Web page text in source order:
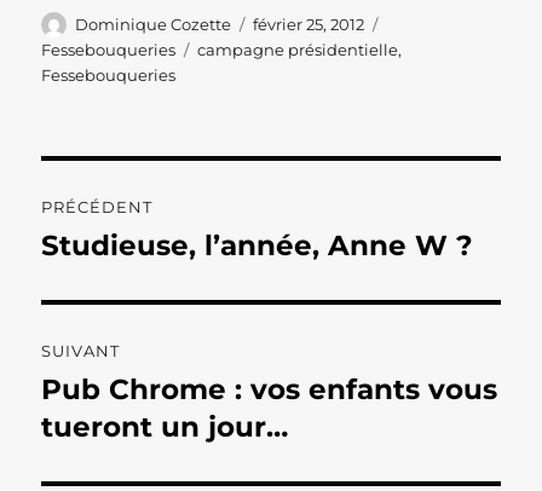
Auteur
Dominique Cozette
Publié
le
février 25, 2012
Fessebouqueries
Étiquettes
campagne présidentielle,
Fessebouqueries
de
PRÉCÉDENT
Publication
Studieuse, l’année, Anne W ?
SUIVANT
Publication
suivante :
Pub Chrome : vos enfants vous
tueront un jour…